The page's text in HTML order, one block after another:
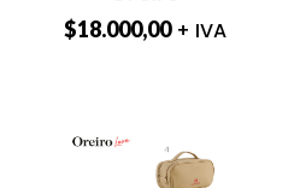
$18.000,00 + IVA